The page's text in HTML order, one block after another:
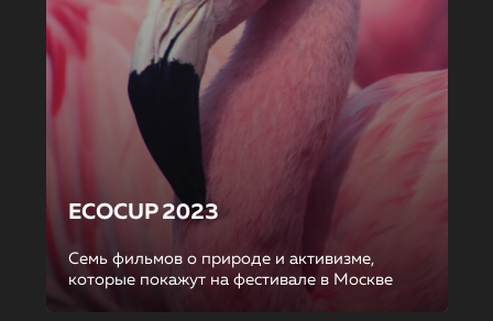
ECOCUP 2023
Семь фильмов о природе и активизме,
которые покажут на фестивале в Москве